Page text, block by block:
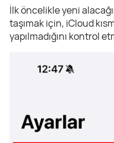
İlk öncelikle yeni
taşımak için, iCloud
yapılmadığını kontrol